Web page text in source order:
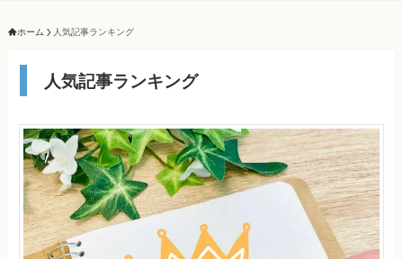
ホーム 人気記事ランキング
人気記事ランキング